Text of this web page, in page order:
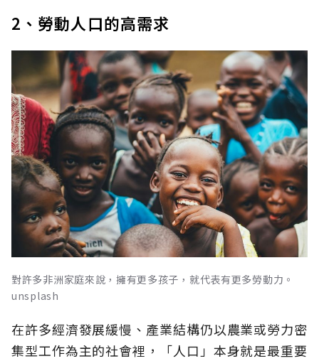
2、勞動人口的高需求
對許多非洲家庭來說，擁有更多孩子，就代表有更多勞動力。
unsplash
在許多經濟發展緩慢、產業結構仍以農業或勞力密
集型工作為主的社會裡，「人口」本身就是最重要